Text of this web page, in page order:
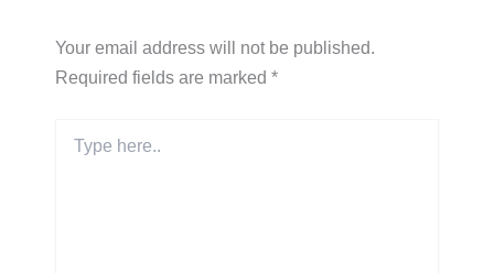
Your email address will not be published.
Required fields are marked *
here..